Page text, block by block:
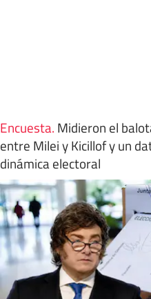
Encuesta. Midieron el
entre Milei y Kicillof y un
dinámica electoral